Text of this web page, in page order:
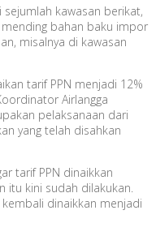
kawasan berikat,
bahan baku impor
misalnya di kawasan
tarif PPN menjadi 12%
Airlangga
pelaksanaan dari
yang telah disahkan
tarif PPN dinaikkan
itu kini sudah dilakukan.
dinaikkan menjadi